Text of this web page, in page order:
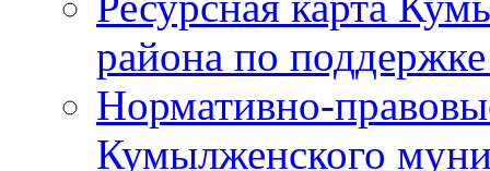
района по
Нормативно-
Кумылженского